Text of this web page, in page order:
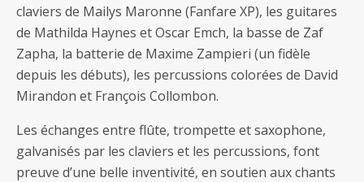
claviers de Mailys Maronne (Fanfare XP), les guitares
de Mathilda Haynes et Oscar Emch, la basse de Zaf
Zapha, la batterie de Maxime Zampieri (un fidèle
depuis les débuts), les percussions colorées de David
Mirandon et François Collombon.
Les échanges entre flûte, trompette et saxophone,
galvanisés par les claviers et les percussions, font
preuve d’une belle inventivité, en soutien aux chants